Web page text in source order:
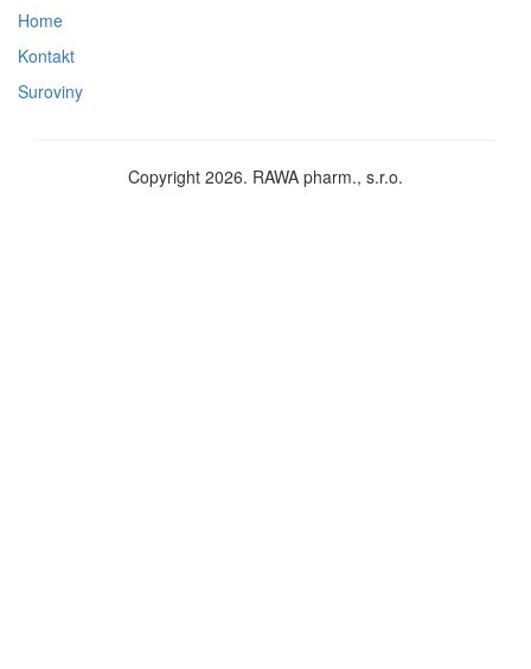
Home
Kontakt
Suroviny
Copyright 2026. RAWA pharm., s.r.o.